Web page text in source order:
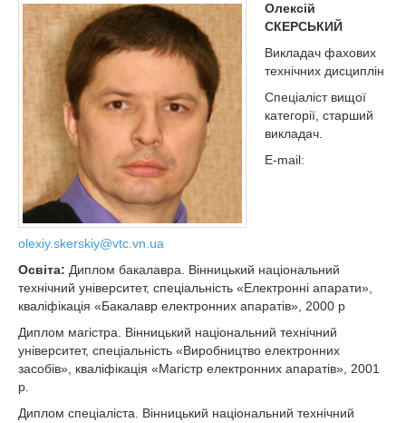
Олексій
СКЕРСЬКИЙ
Викладач фахових
технічних дисциплін
Спеціаліст вищої
категорії, старший
викладач.
E-mail:
olexiy.skerskiy@vtc.vn.ua
Освіта: Диплом бакалавра. Вінницький національний
технічний університет, спеціальність «Електронні апарати»,
кваліфікація «Бакалавр електронних апаратів», 2000 р
Диплом магістра. Вінницький національний технічний
університет, спеціальність «Виробництво електронних
засобів», кваліфікація «Магістр електронних апаратів», 2001
р.
Диплом спеціаліста. Вінницький національний технічний